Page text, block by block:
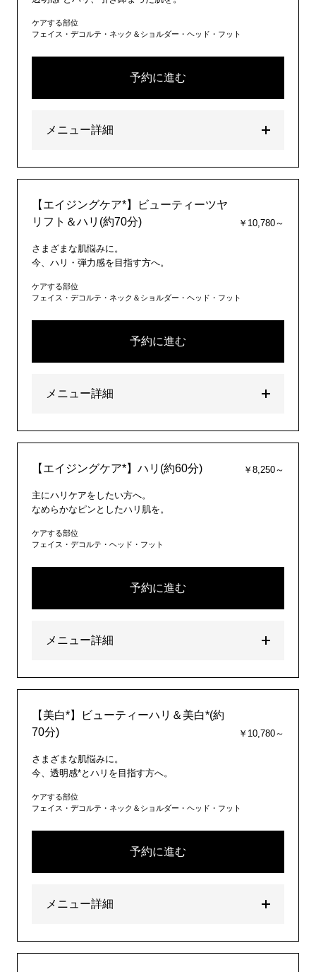
ケアする部位
フェイス・デコルテ・ネック＆ショルダー・ヘッド・フット
予約に進む
メニュー詳細
【エイジングケア*】ビューティーツヤ
リフト＆ハリ(約70分)
￥10,780～
さまざまな肌悩みに。
今、ハリ・弾力感を目指す方へ。
ケアする部位
フェイス・デコルテ・ネック＆ショルダー・ヘッド・フット
予約に進む
メニュー詳細
【エイジングケア*】ハリ(約60分) ￥8,250～
主にハリケアをしたい方へ。
なめらかなピンとしたハリ肌を。
ケアする部位
フェイス・デコルテ・ヘッド・フット
予約に進む
メニュー詳細
【美白*】ビューティーハリ＆美白*(約
70分)
￥10,780～
さまざまな肌悩みに。
今、透明感*とハリを目指す方へ。
ケアする部位
フェイス・デコルテ・ネック＆ショルダー・ヘッド・フット
予約に進む
メニュー詳細